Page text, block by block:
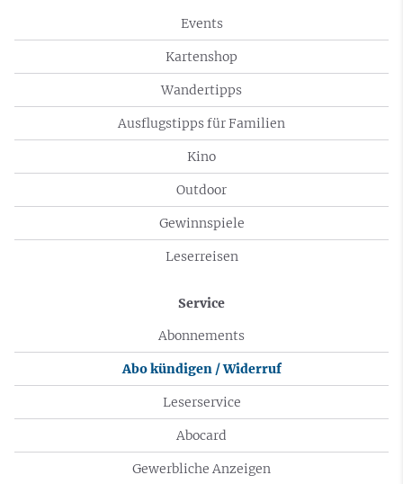
Events
Kartenshop
Wandertipps
Ausflugstipps für Familien
Kino
Outdoor
Gewinnspiele
Leserreisen
Service
Abonnements
Abo kündigen / Widerruf
Leserservice
Abocard
Gewerbliche Anzeigen